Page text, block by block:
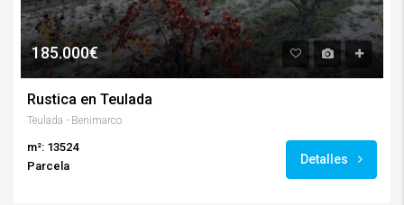
185.000€
Rustica en Teulada
Teulada - Benimarco
m²: 13524
Parcela
Detalles